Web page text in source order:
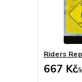
Riders
667 Kč/